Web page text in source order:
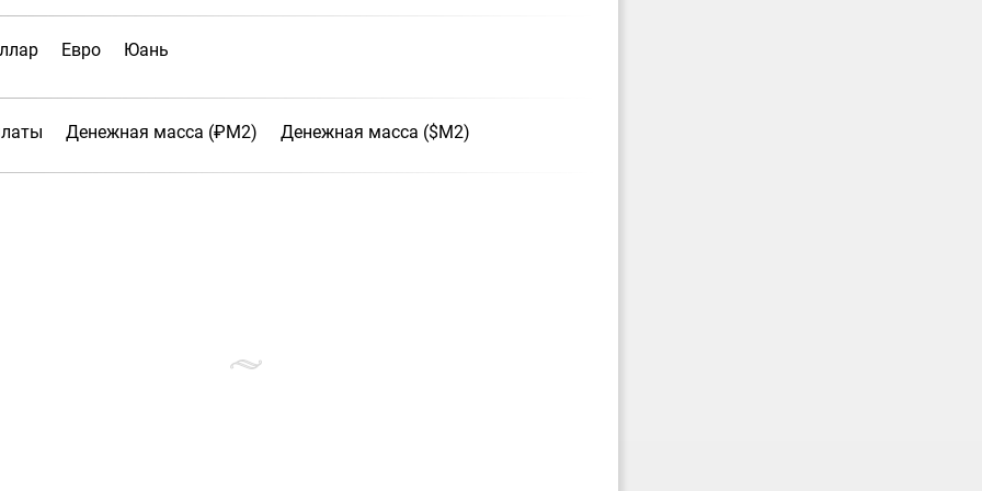
Евро Юань
Денежная масса (₽М2) Денежная масса ($М2)